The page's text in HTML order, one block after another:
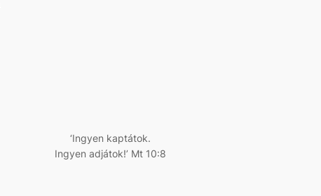
‘Ingyen kaptátok.
Ingyen adjátok!’ Mt 10:8